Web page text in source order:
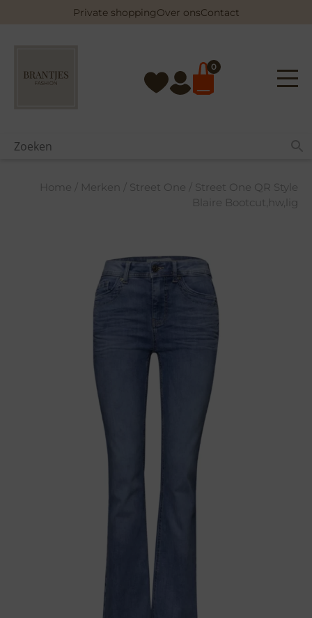
Private shoppingOver onsContact
0
Home / Merken / Street One / Street One QR Style
Blaire Bootcut,hw,lig